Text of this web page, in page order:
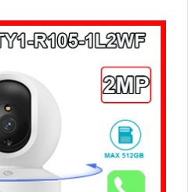
thẻ nhớ dung lượng 512GB,
mức giá vô cùng hấp dẫn